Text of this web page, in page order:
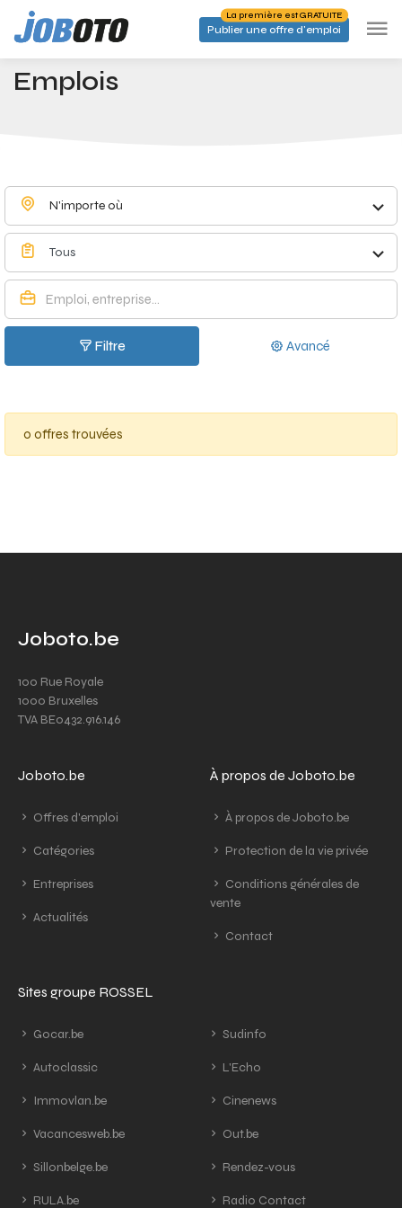
Skip to main content
Publier une offre d'emploi
La première est GRATUITE
Accueil Emplois à Hever - Joboto
Emplois
N'importe où
Tous
Filtre Avancé
0 offres trouvées
Joboto.be
100 Rue Royale
1000 Bruxelles
TVA BE0432.916.146
Joboto.be
Offres d'emploi
Catégories
Entreprises
Actualités
À propos de Joboto.be
À propos de Joboto.be
Protection de la vie privée
Conditions générales de
vente
Contact
Sites groupe ROSSEL
Gocar.be
Autoclassic
Immovlan.be
Vacancesweb.be
Sillonbelge.be
RULA.be
Sudinfo
L'Echo
Cinenews
Out.be
Rendez-vous
Radio Contact